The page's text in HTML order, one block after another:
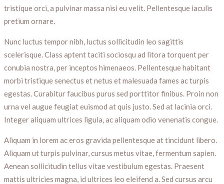
tristique orci, a pulvinar massa nisi eu velit. Pellentesque iaculis
pretium ornare.
Nunc luctus tempor nibh, luctus sollicitudin leo sagittis
scelerisque. Class aptent taciti sociosqu ad litora torquent per
conubia nostra, per inceptos himenaeos. Pellentesque habitant
morbi tristique senectus et netus et malesuada fames ac turpis
egestas. Curabitur faucibus purus sed porttitor finibus. Proin non
urna vel augue feugiat euismod at quis justo. Sed at lacinia orci.
Integer aliquam ultrices ligula, ac aliquam odio venenatis congue.
Aliquam in lorem ac eros gravida pellentesque at tincidunt libero.
Aliquam ut turpis pulvinar, cursus metus vitae, fermentum sapien.
Aenean sollicitudin tellus vitae vestibulum egestas. Praesent
mattis ultricies magna, id ultrices leo eleifend a. Sed cursus arcu